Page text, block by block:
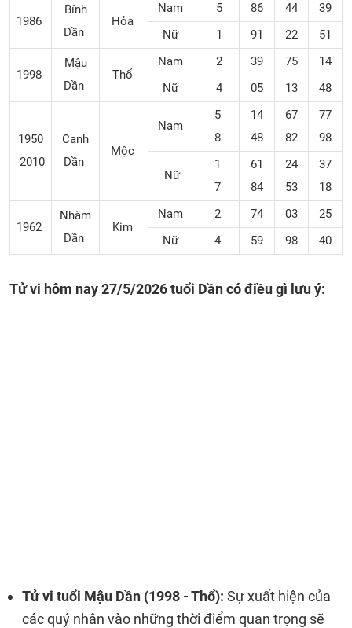
1986
Bính
Dần
Hỏa
Nam 5 86 44
39
Nữ
1 91 22 51
1998
Mậu
Dần
Thổ
Nam 2 39 75
14
Nữ
4 05 13 48
1950
2010
Canh
Dần
Mộc
Nam
5
8
14
48
67
82
77
98
Nữ
1
7
61
84
24
53
37
18
1962
Nhâm
Dần
Kim
Nam 2 74 03
25
Nữ
4 59 98 40
Tử vi hôm nay 27/5/2026 tuổi Dần có điều gì lưu ý:
Tử vi tuổi Mậu Dần (1998 - Thổ): Sự xuất hiện của
các quý nhân vào những thời điểm quan trọng sẽ